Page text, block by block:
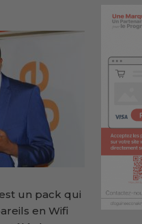
un pack qui
en Wifi